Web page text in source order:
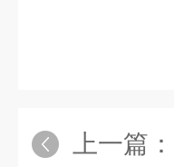
上一篇：